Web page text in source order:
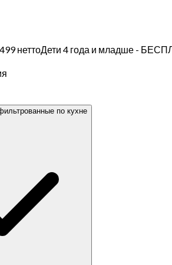
499 неттоДети 4 года и младше -
по кухне